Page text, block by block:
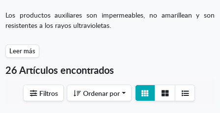
Los productos auxiliares son impermeables, no amarillean y son
resistentes a los rayos ultravioletas.
Leer más
26 Artículos encontrados
Filtros Ordenar por
detalle
Ver
listado